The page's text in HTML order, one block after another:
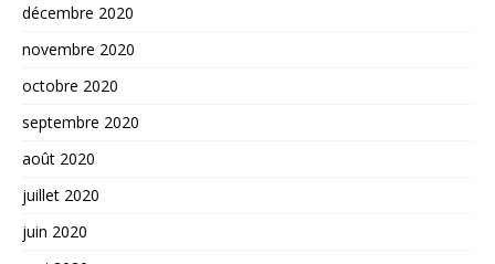
décembre 2020
novembre 2020
octobre 2020
septembre 2020
août 2020
juillet 2020
juin 2020